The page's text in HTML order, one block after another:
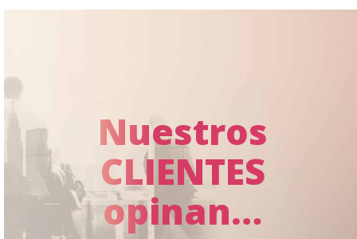
Nuestros
CLIENTES
opinan…